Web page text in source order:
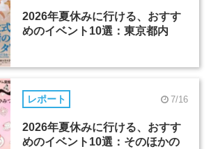
2026年夏休みに行ける、おすす
めのイベント10選：東京都内
レポート 7/16
2026年夏休みに行ける、おすす
めのイベント10選：そのほかの